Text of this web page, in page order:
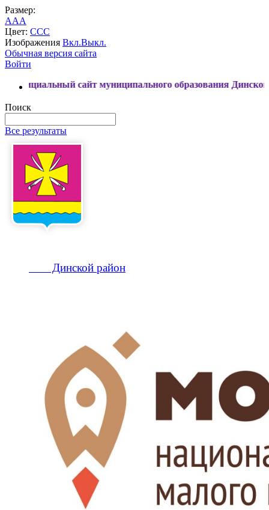
Размер:
AAA
Цвет: CCC
Изображения Вкл.Выкл.
Обычная версия сайта
Войти
сайт муниципального образования Динской район
Поиск
Все результаты
Динской район